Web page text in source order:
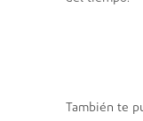
También te